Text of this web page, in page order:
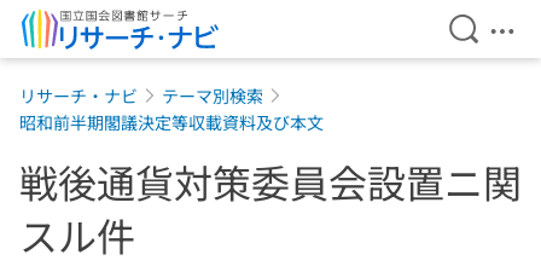
検索を
メ
リサーチ・ナビ
テーマ別検索
昭和前半期閣議決定等収載資料及び本文
戦後通貨対策委員会設置ニ関
スル件